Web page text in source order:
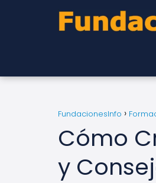
FundacionesInfo
Cómo
y